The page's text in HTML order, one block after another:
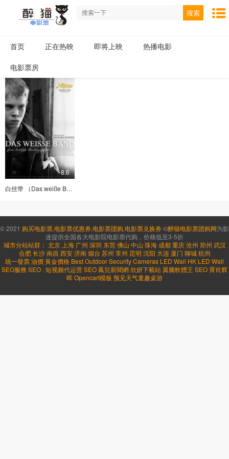
搜索
首页 正在热映 即将上映 热播电影
电影票房
8.6
白丝带 （Das weiße Band – Eine deutsche Kindergeschichte）
© 2021 购买电影票 电影票优惠券 电影票团购 电影票兑换券©醉猫电影票团购网为影
迷提供全国各大电影院电影票代购，价格低至3-5折
城市分站站群： 北京 上海 广州 深圳 东莞 佛山 中山 珠海 成都 重庆 沧州 郑州 武汉
合肥 长沙 南昌 西安 济南 烟台 苏州 常州 昆明 沈阳 大连 厦门 聊城 杭州
統一發票油價黃金價格 Best Outdoor Security Cameras LED Wall HK LED Wall
SEO服務 SEO . 短视频代运营SEO 鳳兒新聞網 欣妍下載站翼騰軟體王 SEO 霄肖辉
晖Opencart模板 预见天气童趣桌游